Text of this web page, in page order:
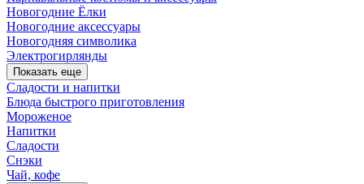
Новогодние Ёлки
Новогодние аксессуары
Новогодняя символика
Электрогирлянды
Показать еще
Сладости и напитки
Блюда быстрого приготовления
Мороженое
Напитки
Сладости
Снэки
Чай, кофе